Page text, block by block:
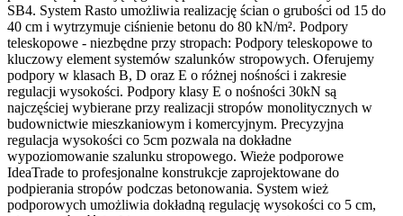
SB4. System Rasto umożliwia realizację ścian o grubości od 15 do
40 cm i wytrzymuje ciśnienie betonu do 80 kN/m². Podpory
teleskopowe - niezbędne przy stropach: Podpory teleskopowe to
kluczowy element systemów szalunków stropowych. Oferujemy
podpory w klasach B, D oraz E o różnej nośności i zakresie
regulacji wysokości. Podpory klasy E o nośności 30kN są
najczęściej wybierane przy realizacji stropów monolitycznych w
budownictwie mieszkaniowym i komercyjnym. Precyzyjna
regulacja wysokości co 5cm pozwala na dokładne
wypoziomowanie szalunku stropowego. Wieże podporowe
IdeaTrade to profesjonalne konstrukcje zaprojektowane do
podpierania stropów podczas betonowania. System wież
podporowych umożliwia dokładną regulację wysokości co 5 cm,